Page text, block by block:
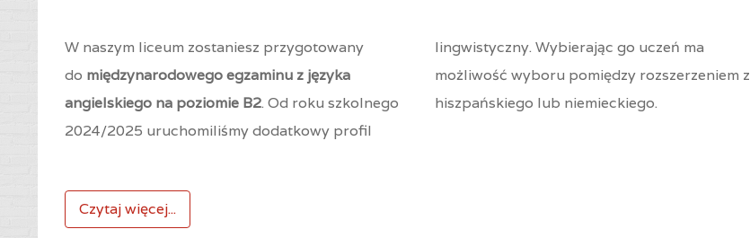
W naszym liceum zostaniesz przygotowany
do międzynarodowego egzaminu z języka
angielskiego na poziomie B2. Od roku szkolnego
2024/2025 uruchomiliśmy dodatkowy profil
lingwistyczny. Wybierając go uczeń ma
możliwość wyboru pomiędzy rozszerzeniem z
hiszpańskiego lub niemieckiego.
Czytaj więcej...